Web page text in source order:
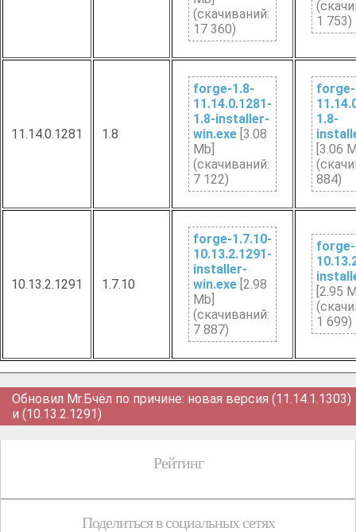
(cкачиваний:
17 360)
1 753)
11.14.0.1281 1.8
forge-1.8-
11.14.0.1281-
1.8-installer-
win.exe [3.08
Mb]
(cкачиваний:
7 122)
1.8-
[3.06
884)
10.13.2.1291 1.7.10
forge-1.7.10-
10.13.2.1291-
installer-
win.exe [2.98
Mb]
(cкачиваний:
7 887)
forge-
[2.95
1 699)
Обновил Mr.Бчёл по причине: новая версия (11.14.1.1303)
и (10.13.2.1291)
Рейтинг
Поделиться в социальных сетях